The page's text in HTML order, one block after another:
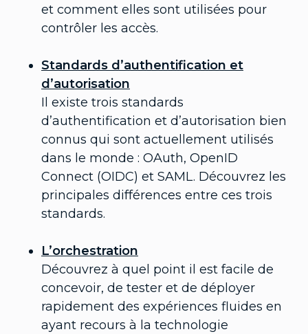
et comment elles sont utilisées pour
contrôler les accès.
Standards d’authentification et
d’autorisation
Il existe trois standards
d’authentification et d’autorisation bien
connus qui sont actuellement utilisés
dans le monde : OAuth, OpenID
Connect (OIDC) et SAML. Découvrez les
principales différences entre ces trois
standards.
L’orchestration
Découvrez à quel point il est facile de
concevoir, de tester et de déployer
rapidement des expériences fluides en
ayant recours à la technologie